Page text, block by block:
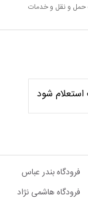
حمل و نقل و خدمات
شود
فرودگاه بندر عباس
فرودگاه هاشمی نژاد